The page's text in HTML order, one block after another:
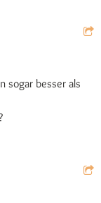
sogar besser als